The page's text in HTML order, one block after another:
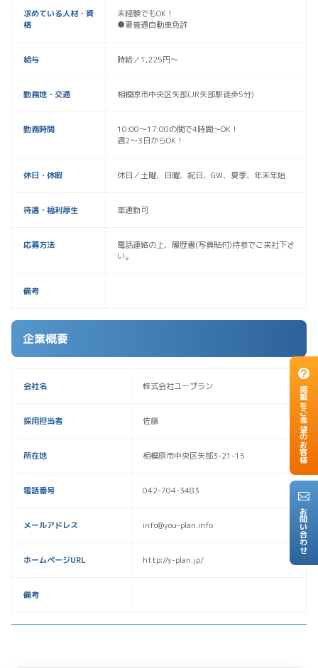
掲載をご希望のお客様
お問い合わせ
求めている人材・資
格
未経験でもOK！
●要普通自動車免許
給与 時給／1,225円〜
勤務地・交通 相模原市中央区矢部(JR矢部駅徒歩5分)
勤務時間
10:00〜17:00の間で4時間〜OK！
週2〜3日からOK！
休日・休暇 休日／土曜、日曜、祝日、GW、夏季、年末年始
待遇・福利厚生 車通勤可
応募方法
電話連絡の上、履歴書(写真貼付)持参でご来社下さ
い。
備考
企業概要
会社名 株式会社ユープラン
採用担当者 佐藤
所在地 相模原市中央区矢部3-21-15
電話番号 042-704-3483
メールアドレス info@you-plan.info
ホームページURL http://y-plan.jp/
備考